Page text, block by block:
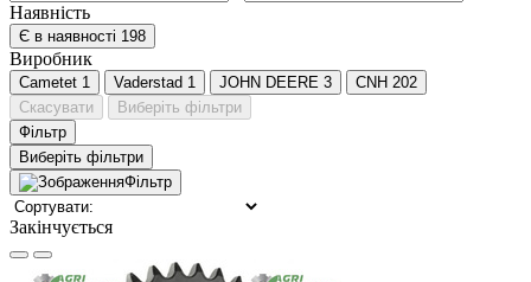
Наявність
Є в наявності 198
Виробник
Cametet 1 Vaderstad 1 JOHN DEERE 3 CNH 202
Скасувати
Виберіть фільтри
Фільтр
Виберіть фільтри
Фільтр
Закінчується